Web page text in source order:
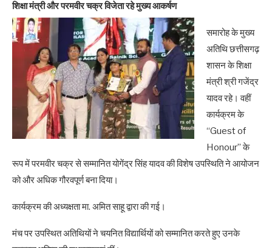
शिक्षा मंत्री और परमवीर चक्र विजेता रहे मुख्य आकर्षण
समारोह के मुख्य
अतिथि छत्तीसगढ़
शासन के शिक्षा
मंत्री श्री गजेंद्र
यादव रहे। वहीं
कार्यक्रम के
“Guest of
Honour” के
रूप में परमवीर चक्र से सम्मानित योगेंद्र सिंह यादव की विशेष उपस्थिति ने आयोजन
को और अधिक गौरवपूर्ण बना दिया।
कार्यक्रम की अध्यक्षता मा. अमित साहू द्वारा की गई।
मंच पर उपस्थित अतिथियों ने चयनित विद्यार्थियों को सम्मानित करते हुए उनके